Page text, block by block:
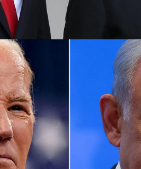
فصائل لبنانية وفلسطينية في لبنان،
الفاصل، أسفر عن مئات القتلى